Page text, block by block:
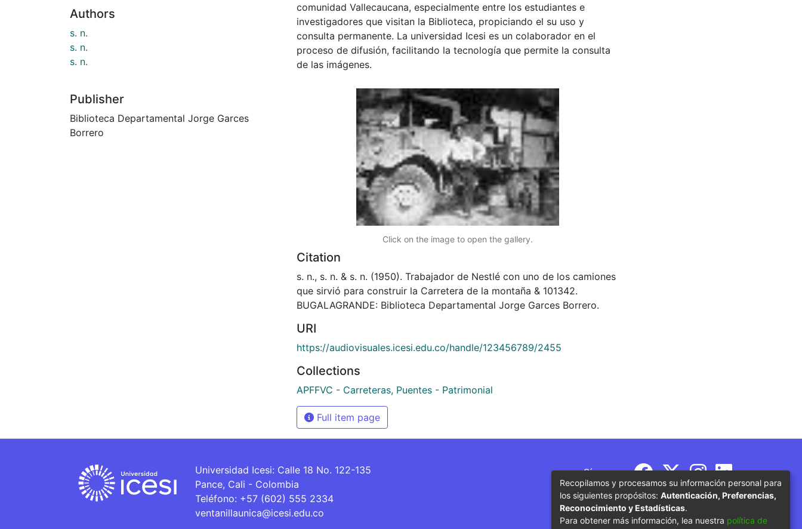
Authors
s. n.
s. n.
s. n.
Publisher
Biblioteca Departamental Jorge Garces
Borrero
comunidad Vallecaucana, especialmente entre los estudiantes e
investigadores que visitan la Biblioteca, propiciando el su uso y
consulta permanente. La universidad Icesi es un colaborador en el
proceso de difusión, facilitando la tecnología que permite la consulta
de las imágenes.
Click on the image to open the gallery.
Citation
s. n., s. n. & s. n. (1950). Trabajador de Nestlé con uno de los camiones
que sirvió para construir la Carretera de la montaña & 101342.
BUGALAGRANDE: Biblioteca Departamental Jorge Garces Borrero.
URI
https://audiovisuales.icesi.edu.co/handle/123456789/2455
Collections
APFFVC - Carreteras, Puentes - Patrimonial
Full item page
Universidad Icesi: Calle 18 No. 122-135
Pance, Cali - Colombia
Teléfono: +57 (602) 555 2334
ventanillaunica@icesi.edu.co
Síguenos
Recopilamos y procesamos su información personal para
los siguientes propósitos: Autenticación, Preferencias,
Reconocimiento y Estadísticas.
Para obtener más información, lea nuestra política de